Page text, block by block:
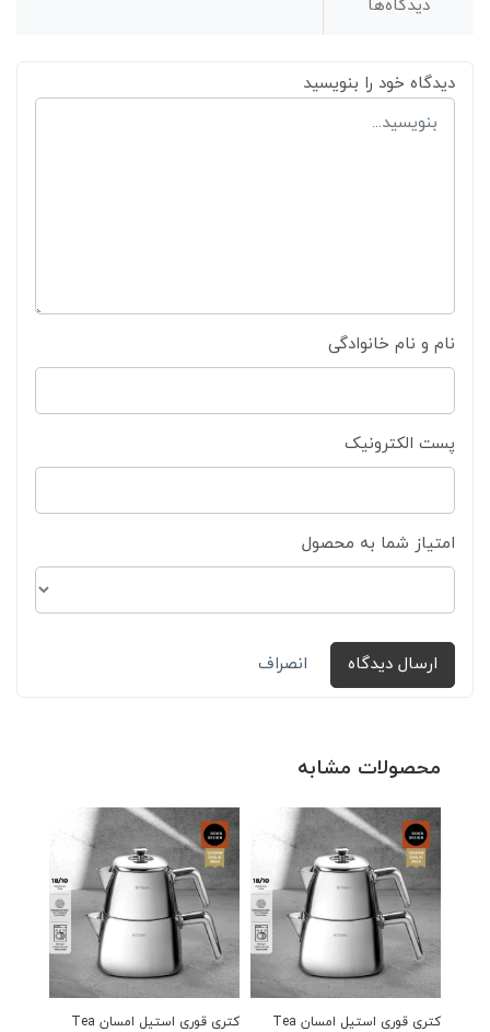
دیدگاه‌ها
دیدگاه خود را بنویسید
نام و نام خانوادگی
پست الکترونیک
امتیاز شما به محصول
ارسال دیدگاه انصراف
محصولات مشابه
کتری قوری استیل امسان Tea
کتری قوری استیل امسان Tea